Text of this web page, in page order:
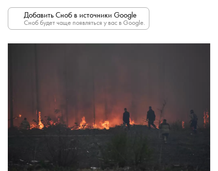
Добавить Сноб в источники Google
Сноб будет чаще появляться у вас в Google.